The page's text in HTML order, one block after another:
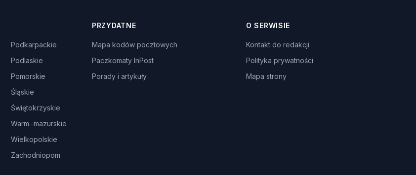
Podkarpackie
Podlaskie
Pomorskie
Śląskie
Świętokrzyskie
Warm.-mazurskie
Wielkopolskie
Zachodniopom.
PRZYDATNE
Mapa kodów pocztowych
Paczkomaty InPost
Porady i artykuły
O SERWISIE
Kontakt do redakcji
Polityka prywatności
Mapa strony